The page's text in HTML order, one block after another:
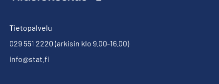
Tietopalvelu
029 551 2220 (arkisin klo 9.00-16.00)
info@stat.fi